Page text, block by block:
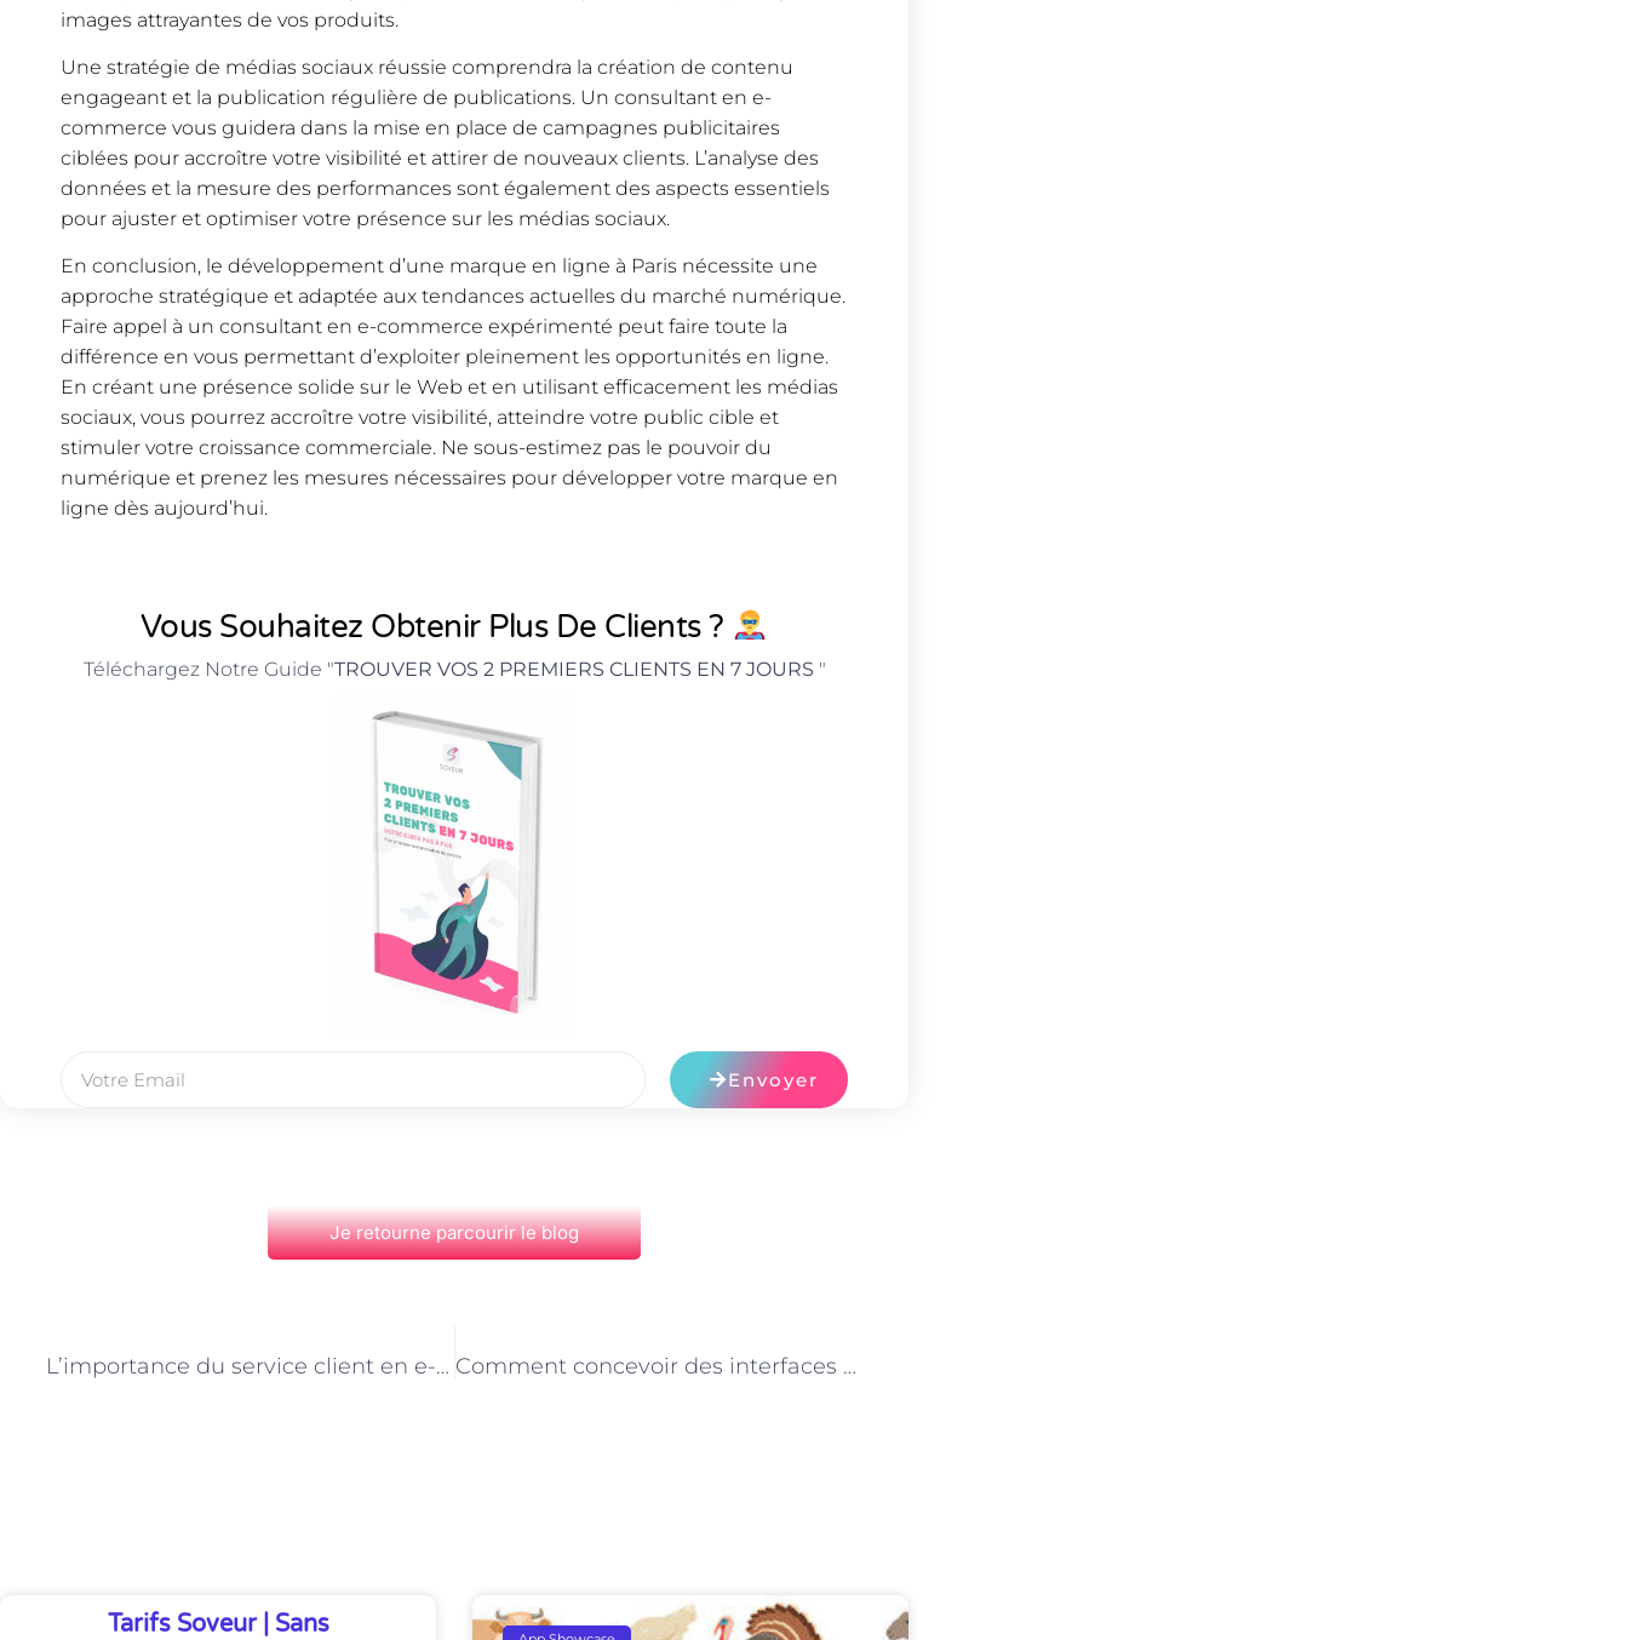
images attrayantes de vos produits.
Une stratégie de médias sociaux réussie comprendra la création de contenu
engageant et la publication régulière de publications. Un consultant en e-
commerce vous guidera dans la mise en place de campagnes publicitaires
ciblées pour accroître votre visibilité et attirer de nouveaux clients. L’analyse des
données et la mesure des performances sont également des aspects essentiels
pour ajuster et optimiser votre présence sur les médias sociaux.
En conclusion, le développement d’une marque en ligne à Paris nécessite une
approche stratégique et adaptée aux tendances actuelles du marché numérique.
Faire appel à un consultant en e-commerce expérimenté peut faire toute la
différence en vous permettant d’exploiter pleinement les opportunités en ligne.
En créant une présence solide sur le Web et en utilisant efficacement les médias
sociaux, vous pourrez accroître votre visibilité, atteindre votre public cible et
stimuler votre croissance commerciale. Ne sous-estimez pas le pouvoir du
numérique et prenez les mesures nécessaires pour développer votre marque en
ligne dès aujourd’hui.
Vous Souhaitez Obtenir Plus De Clients ?
Téléchargez Notre Guide "TROUVER VOS 2 PREMIERS CLIENTS EN 7 JOURS "
Envoyer
Je retourne parcourir le blog
L’importance du service client en e-commerce à Paris : perspectives du consultant Comment concevoir des interfaces utilisateur attrayantes pour les applications mobiles à Paris
Tarifs Soveur | Sans